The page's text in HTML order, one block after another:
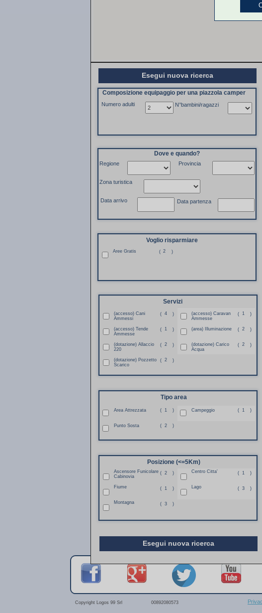
Copyright Logos 99 Srl 00892080573
Esegui nuova ricerca
Composizione equipaggio per una piazzola camper
Numero adulti N°bambini/ragazzi
Regione Provincia
Zona turistica
Data partenza
Data arrivo
Dove e quando?
Voglio risparmiare
( 2 )
Aree Gratis
Servizi
(accesso) Cani
Ammessi
( 4 )
(accesso) Caravan
Ammesse
( 1 )
(accesso) Tende
Ammesse
( 1 ) (area) Illuminazione ( 2 )
(dotazione) Allaccio
220
( 2 )
(dotazione) Carico
Acqua
( 2 )
(dotazione) Pozzetto
Scarico
( 2 )
Tipo area
Area Attrezzata ( 1 ) Campeggio ( 1 )
Punto Sosta ( 2 )
Posizione (<=5Km)
Ascensore Funicolare
Cabinovia
( 2 ) Centro Citta' ( 1 )
Fiume ( 1 ) Lago ( 3 )
Montagna ( 3 )
Esegui nuova ricerca